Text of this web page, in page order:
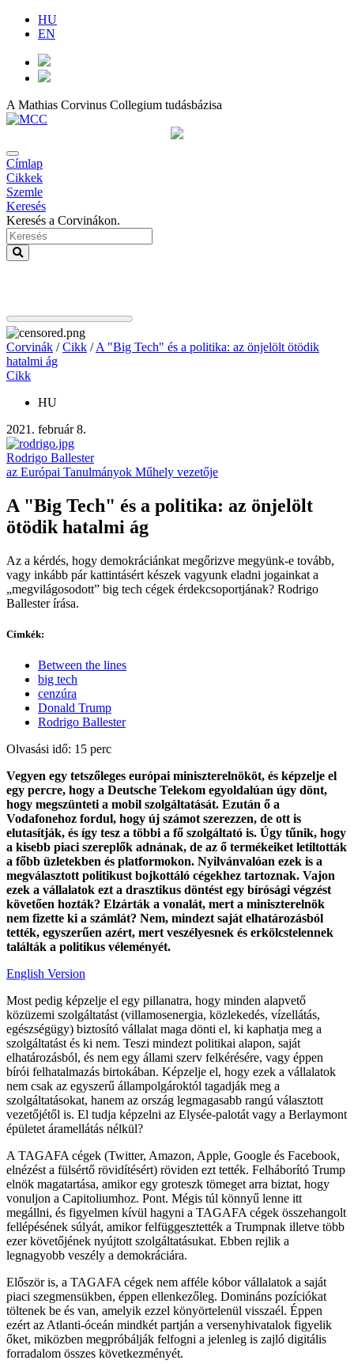
HU
EN
A Mathias Corvinus Collegium tudásbázisa
Címlap
Cikkek
Szemle
Keresés
Keresés a Corvinákon.
Corvinák /Cikk /A "Big Tech" és a politika: az önjelölt ötödik
hatalmi ág
Cikk
HU
2021. február 8.
Rodrigo Ballester
az Európai Tanulmányok Műhely vezetője
A "Big Tech" és a politika: az önjelölt
ötödik hatalmi ág
Az a kérdés, hogy demokráciánkat megőrizve megyünk-e tovább,
vagy inkább pár kattintásért készek vagyunk eladni jogainkat a
„megvilágosodott” big tech cégek érdekcsoportjának? Rodrigo
Ballester írása.
Címkék:
Between the lines
big tech
cenzúra
Donald Trump
Rodrigo Ballester
Olvasási idő: 15 perc
Vegyen egy tetszőleges európai miniszterelnököt, és képzelje el
egy percre, hogy a Deutsche Telekom egyoldalúan úgy dönt,
hogy megszünteti a mobil szolgáltatását. Ezután ő a
Vodafonehoz fordul, hogy új számot szerezzen, de ott is
elutasítják, és így tesz a többi a fő szolgáltató is. Úgy tűnik, hogy
a kisebb piaci szereplők adnának, de az ő termékeiket letiltották
a főbb üzletekben és platformokon. Nyilvánvalóan ezek is a
megválasztott politikust bojkottáló cégekhez tartoznak. Vajon
ezek a vállalatok ezt a drasztikus döntést egy bírósági végzést
követően hozták? Elzárták a vonalát, mert a miniszterelnök
nem fizette ki a számlát? Nem, mindezt saját elhatározásból
tették, egyszerűen azért, mert veszélyesnek és erkölcstelennek
találták a politikus véleményét.
English Version
Most pedig képzelje el egy pillanatra, hogy minden alapvető
közüzemi szolgáltatást (villamosenergia, közlekedés, vízellátás,
egészségügy) biztosító vállalat maga dönti el, ki kaphatja meg a
szolgáltatást és ki nem. Teszi mindezt politikai alapon, saját
elhatározásból, és nem egy állami szerv felkérésére, vagy éppen
bírói felhatalmazás birtokában. Képzelje el, hogy ezek a vállalatok
nem csak az egyszerű állampolgároktól tagadják meg a
szolgáltatásokat, hanem az ország legmagasabb rangú választott
vezetőjétől is. El tudja képzelni az Elysée-palotát vagy a Berlaymont
épületet áramellátás nélkül?
A TAGAFA cégek (Twitter, Amazon, Apple, Google és Facebook,
elnézést a fülsértő rövidítésért) röviden ezt tették. Felháborító Trump
elnök magatartása, amikor egy groteszk tömeget arra biztat, hogy
vonuljon a Capitoliumhoz. Pont. Mégis túl könnyű lenne itt
megállni, és figyelmen kívül hagyni a TAGAFA cégek összehangolt
fellépésének súlyát, amikor felfüggesztették a Trumpnak illetve több
ezer követőjének nyújtott szolgáltatásukat. Ebben rejlik a
legnagyobb veszély a demokráciára.
Először is, a TAGAFA cégek nem afféle kóbor vállalatok a saját
piaci szegmensükben, éppen ellenkezőleg. Domináns pozíciókat
töltenek be és van, amelyik ezzel könyörtelenül visszaél. Éppen
ezért az Atlanti-óceán mindkét partján a versenyhivatalok figyelik
őket, miközben megpróbálják felfogni a jelenleg is zajló digitális
forradalom összes következményét.